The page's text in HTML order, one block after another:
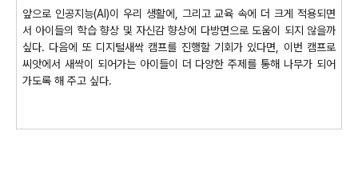
앞으로 인공지능(AI)이 우리 생활에, 그리고 교육 속에 더 크게 적용되면
서 아이들의 학습 향상 및 자신감 향상에 다방면으로 도움이 되지 않을까
싶다. 다음에 또 디지털새싹 캠프를 진행할 기회가 있다면, 이번 캠프로
씨앗에서 새싹이 되어가는 아이들이 더 다양한 주제를 통해 나무가 되어
가도록 해 주고 싶다.